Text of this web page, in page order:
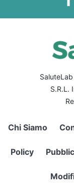
S.R.L.
Chi Siamo
Policy